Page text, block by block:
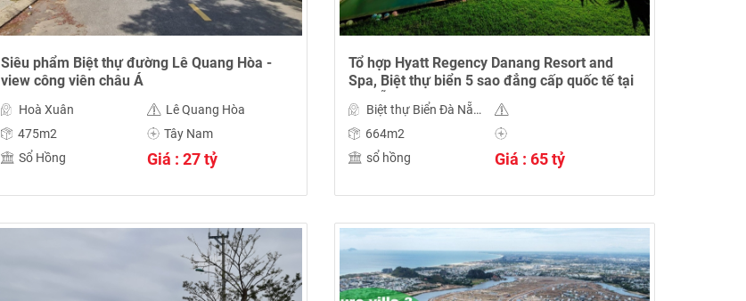
Siêu phẩm Biệt thự đường Lê Quang Hòa -
view công viên châu Á
Hoà Xuân
Lê Quang Hòa
475m2
Tây Nam
Sổ Hồng
Giá : 27 tỷ
Tổ hợp Hyatt Regency Danang Resort and
Spa, Biệt thự biển 5 sao đẳng cấp quốc tế tại
Biệt thự Biển Đà Nẵng
664m2
sổ hồng
Giá : 65 tỷ